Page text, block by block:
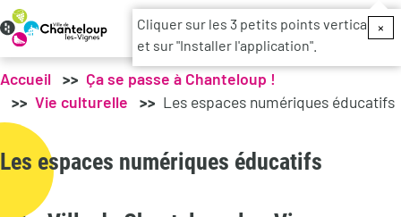
Menu
Accueil
Ça se passe à Chanteloup !
Vie culturelle
Les espaces numériques éducatifs
Les espaces numériques éducatifs
×
Cliquer sur les 3 petits points verticaux
et sur "Installer l'application".